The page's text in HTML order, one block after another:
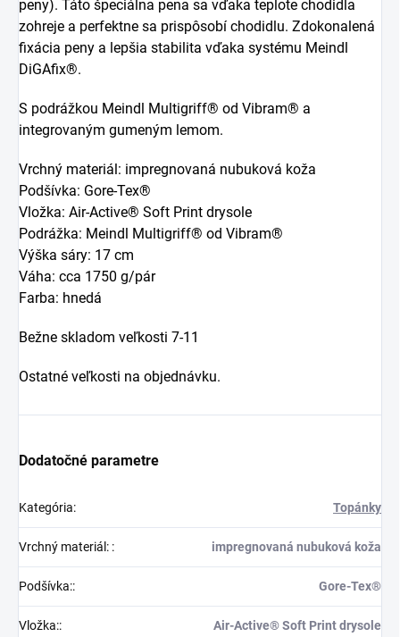
peny). Táto špeciálna pena sa vďaka teplote chodidla
zohreje a perfektne sa prispôsobí chodidlu. Zdokonalená
fixácia peny a lepšia stabilita vďaka systému Meindl
DiGAfix®.
S podrážkou Meindl Multigriff® od Vibram® a
integrovaným gumeným lemom.
Vrchný materiál: impregnovaná nubuková koža
Podšívka: Gore-Tex®
Vložka: Air-Active® Soft Print drysole
Podrážka: Meindl Multigriff® od Vibram®
Výška sáry: 17 cm
Váha: cca 1750 g/pár
Farba: hnedá
Bežne skladom veľkosti 7-11
Ostatné veľkosti na objednávku.
Dodatočné parametre
Kategória: Topánky
Vrchný materiál: : impregnovaná nubuková koža
Podšívka:: Gore-Tex®
Vložka:: Air-Active® Soft Print drysole